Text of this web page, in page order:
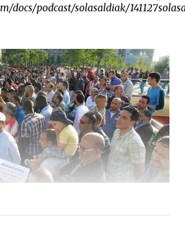
docs/podcast/solasaldiak/